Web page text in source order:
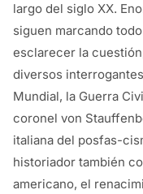
largo del siglo XX.
siguen marcando
esclarecer la
diversos
Mundial, la Guerra
coronel von
italiana del posfas-
historiador también
americano, el